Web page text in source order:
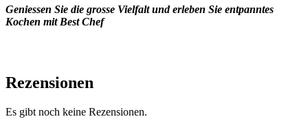
Geniessen Sie die grosse Vielfalt und erleben Sie entpanntes
Kochen mit Best Chef
Rezensionen
Es gibt noch keine Rezensionen.